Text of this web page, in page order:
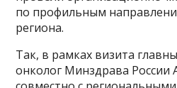
по профильным
региона.
Так, в рамках визита
онколог Минздрава России